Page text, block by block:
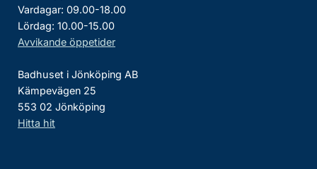
Vardagar: 09.00-18.00
Lördag: 10.00-15.00
Avvikande öppetider
Badhuset i Jönköping AB
Kämpevägen 25
553 02 Jönköping
Hitta hit